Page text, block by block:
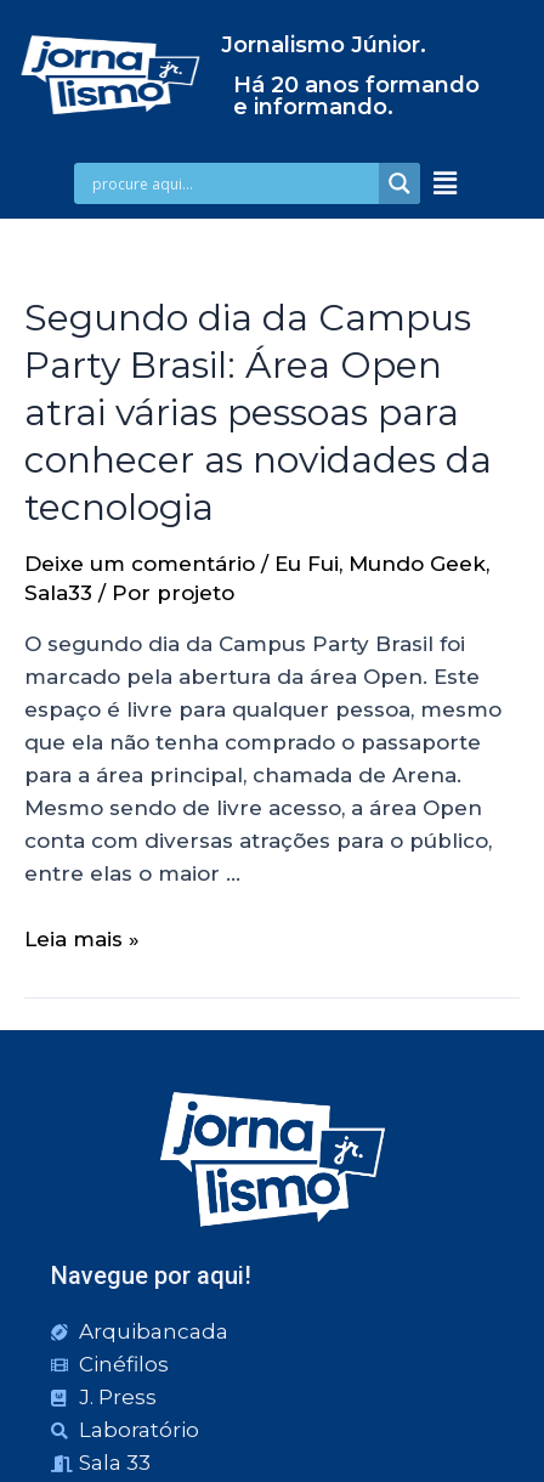
Jornalismo Júnior.
Há 20 anos formando
e informando.
Segundo dia da Campus
Party Brasil: Área Open
atrai várias pessoas para
conhecer as novidades da
tecnologia
Deixe um comentário / Eu Fui, Mundo Geek,
Sala33 / Por projeto
O segundo dia da Campus Party Brasil foi
marcado pela abertura da área Open. Este
espaço é livre para qualquer pessoa, mesmo
que ela não tenha comprado o passaporte
para a área principal, chamada de Arena.
Mesmo sendo de livre acesso, a área Open
conta com diversas atrações para o público,
entre elas o maior …
Leia mais »
Navegue por aqui!
Arquibancada
Cinéfilos
J. Press
Laboratório
Sala 33